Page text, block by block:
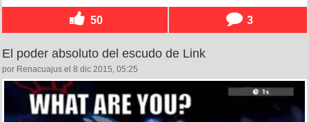
50 3
El poder absoluto del escudo de Link
por Renacuajus el 8 dic 2015, 05:25